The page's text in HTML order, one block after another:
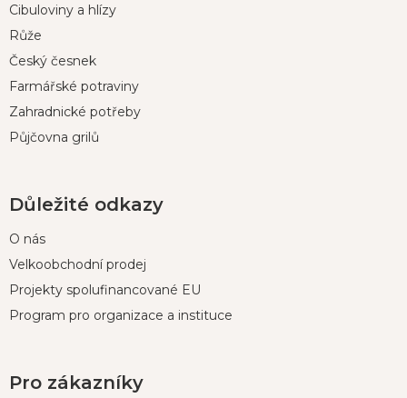
Cibuloviny a hlízy
Růže
Český česnek
Farmářské potraviny
Zahradnické potřeby
Půjčovna grilů
Důležité odkazy
O nás
Velkoobchodní prodej
Projekty spolufinancované EU
Program pro organizace a instituce
Pro zákazníky